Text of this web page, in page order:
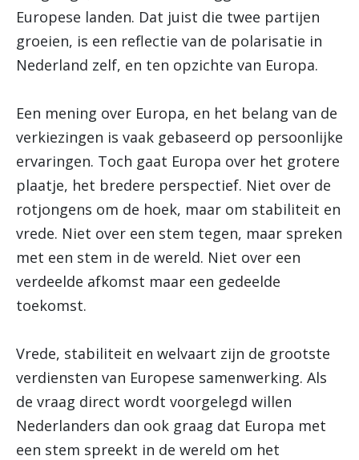
Europese landen. Dat juist die twee partijen
groeien, is een reflectie van de polarisatie in
Nederland zelf, en ten opzichte van Europa.
Een mening over Europa, en het belang van de
verkiezingen is vaak gebaseerd op persoonlijke
ervaringen. Toch gaat Europa over het grotere
plaatje, het bredere perspectief. Niet over de
rotjongens om de hoek, maar om stabiliteit en
vrede. Niet over een stem tegen, maar spreken
met een stem in de wereld. Niet over een
verdeelde afkomst maar een gedeelde
toekomst.
Vrede, stabiliteit en welvaart zijn de grootste
verdiensten van Europese samenwerking. Als
de vraag direct wordt voorgelegd willen
Nederlanders dan ook graag dat Europa met
een stem spreekt in de wereld om het